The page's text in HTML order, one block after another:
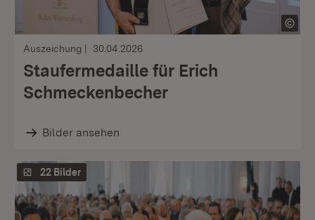
Auszeichung 30.04.2026
Staufermedaille für Erich
Schmeckenbecher
Bilder ansehen
22 Bilder